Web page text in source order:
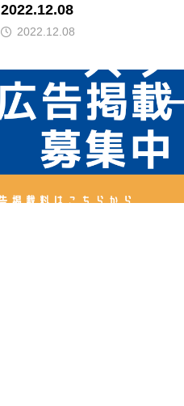
2022.12.08
2022.12.08